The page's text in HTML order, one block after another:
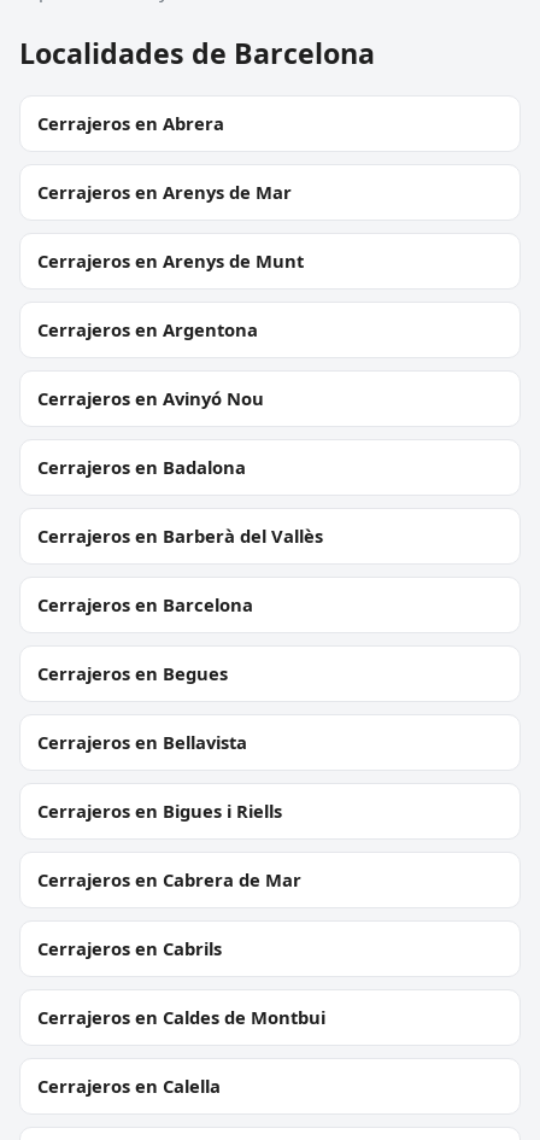
Localidades de Barcelona
Cerrajeros en Abrera
Cerrajeros en Arenys de Mar
Cerrajeros en Arenys de Munt
Cerrajeros en Argentona
Cerrajeros en Avinyó Nou
Cerrajeros en Badalona
Cerrajeros en Barberà del Vallès
Cerrajeros en Barcelona
Cerrajeros en Begues
Cerrajeros en Bellavista
Cerrajeros en Bigues i Riells
Cerrajeros en Cabrera de Mar
Cerrajeros en Cabrils
Cerrajeros en Caldes de Montbui
Cerrajeros en Calella